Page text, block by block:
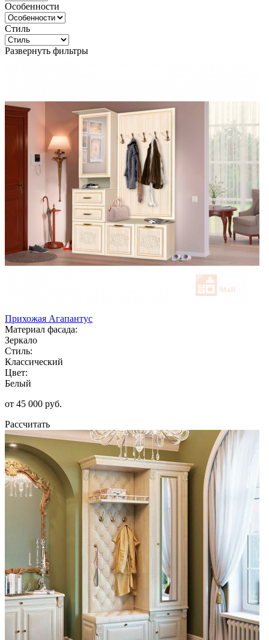
Особенности
Стиль
Развернуть фильтры
Прихожая Агапантус
Материал фасада:
Зеркало
Стиль:
Классический
Цвет:
Белый
от 45 000 руб.
Рассчитать